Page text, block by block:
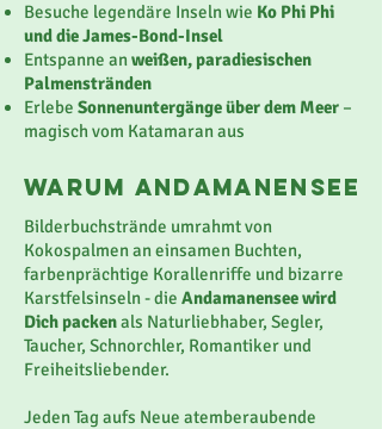
Besuche legendäre Inseln wie Ko Phi Phi
und die James-Bond-Insel
Entspanne anweißen, paradiesischen
Palmenstränden
Erlebe Sonnenuntergänge über dem Meer –
magisch vom Katamaran aus
Warum ANDAMANENSEE
Bilderbuchstrände umrahmt von
Kokospalmen an einsamen Buchten,
farbenprächtige Korallenriffe und bizarre
Karstfelsinseln - die Andamanensee wird
Dich packenals Naturliebhaber, Segler,
Taucher, Schnorchler, Romantiker und
Freiheitsliebender.
Jeden Tag aufs Neue atemberaubende